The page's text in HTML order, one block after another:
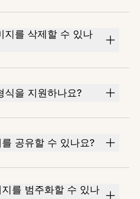
지를 삭제할 수 있나
식을 지원하나요?
공유할 수 있나요?
를 범주화할 수 있나